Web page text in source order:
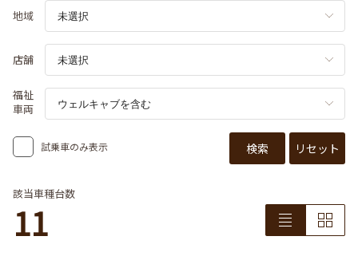
地域
店舗
福祉
車両
試乗車のみ表示 検索 リセット
該当車種台数
11